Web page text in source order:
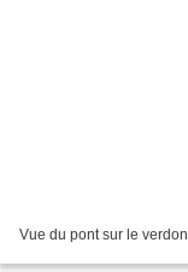
Vue du pont sur le verdon